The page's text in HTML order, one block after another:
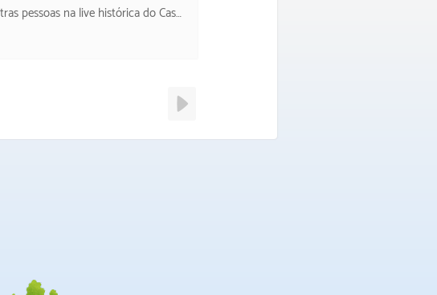
episódios e muito legal essa parada de tentar humanizar e mostrar a realidade totalmente diferente que essas pessoas vivem.